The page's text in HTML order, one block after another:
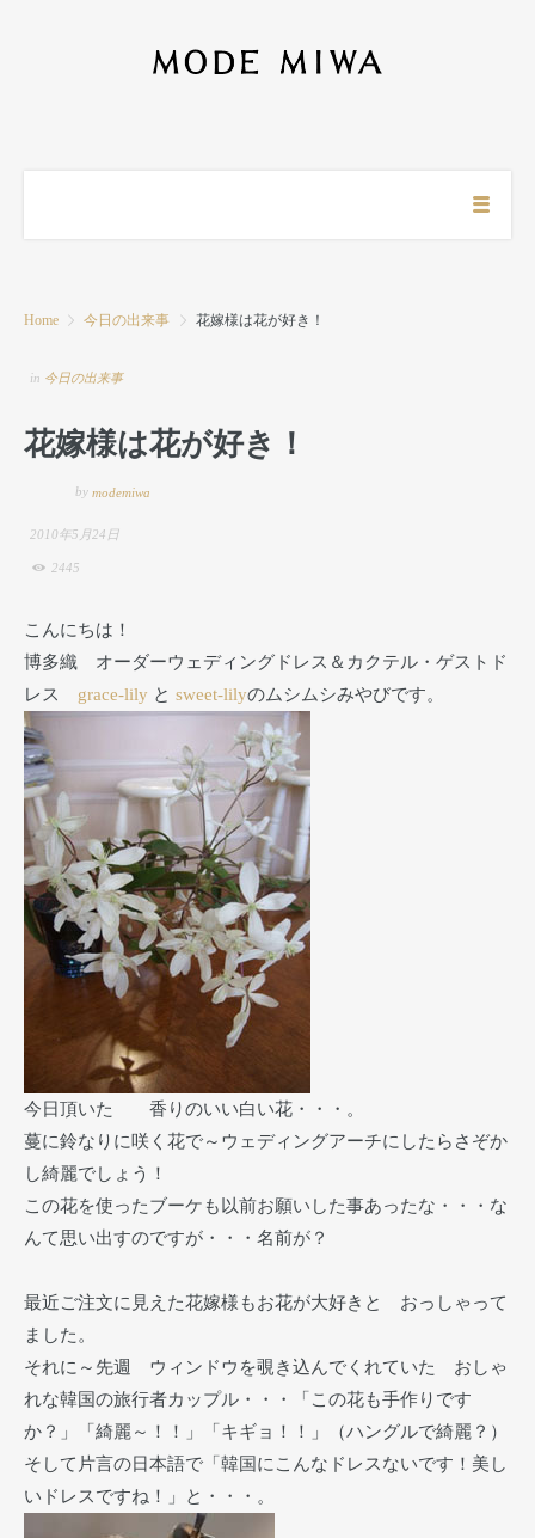
Home 今日の出来事 花嫁様は花が好き！
in 今日の出来事
花嫁様は花が好き！
by modemiwa
2010年5月24日
2445
こんにちは！
博多織 オーダーウェディングドレス＆カクテル・ゲストド
レス grace-lily と sweet-lilyのムシムシみやびです。
今日頂いた 香りのいい白い花・・・。
蔓に鈴なりに咲く花で～ウェディングアーチにしたらさぞか
し綺麗でしょう！
この花を使ったブーケも以前お願いした事あったな・・・な
んて思い出すのですが・・・名前が？
最近ご注文に見えた花嫁様もお花が大好きと おっしゃって
ました。
それに～先週 ウィンドウを覗き込んでくれていた おしゃ
れな韓国の旅行者カップル・・・「この花も手作りです
か？」「綺麗～！！」「キギョ！！」（ハングルで綺麗？）
そして片言の日本語で「韓国にこんなドレスないです！美し
いドレスですね！」と・・・。